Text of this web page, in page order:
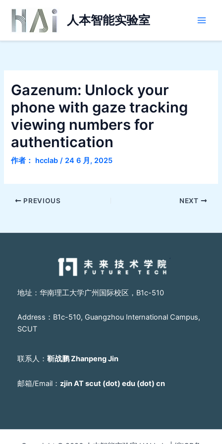
容
人本智能实验室
Gazenum: Unlock your
phone with gaze tracking
viewing numbers for
authentication
作者： hcclab/ 24 6 月, 2025
PREVIOUS NEXT
地址：华南理工大学广州国际校区，B1c-510
Address：B1c-510, Guangzhou International Campus,
SCUT
联系人： 靳战鹏 Zhanpeng Jin
邮箱/Email： zjin AT scut (dot) edu (dot) cn